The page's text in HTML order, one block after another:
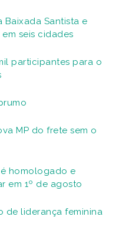
Santista e
seis cidades
participantes para o
MP do frete sem o
homologado e
em 1º de agosto
de liderança feminina